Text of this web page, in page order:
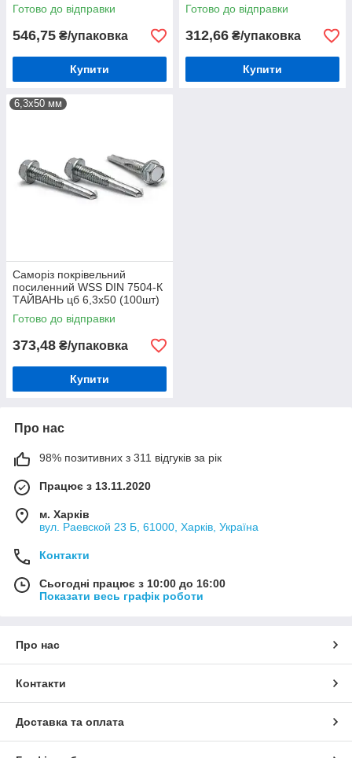
Готово до відправки
546,75 ₴/упаковка
Купити
Готово до відправки
312,66 ₴/упаковка
Купити
6,3х50 мм
Саморіз покрівельний
посиленний WSS DIN 7504-К
ТАЙВАНЬ цб 6,3х50 (100шт)
Готово до відправки
373,48 ₴/упаковка
Купити
Про нас
98% позитивних з 311 відгуків за рік
Працює з 13.11.2020
м. Харків
вул. Раевской 23 Б, 61000, Харків, Україна
Контакти
Сьогодні працює з 10:00 до 16:00
Показати весь графік роботи
Про нас
Контакти
Доставка та оплата